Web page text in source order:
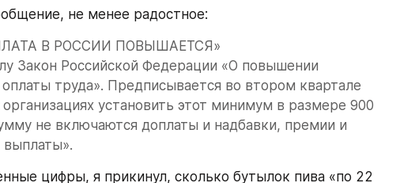
не менее радостное:
В РОССИИ ПОВЫШАЕТСЯ»
Закон Российской Федерации «О повышении
труда». Предписывается во втором квартале
установить этот минимум в размере 900
не включаются доплаты и надбавки, премии и
цифры, я прикинул, сколько бутылок пива «по 22